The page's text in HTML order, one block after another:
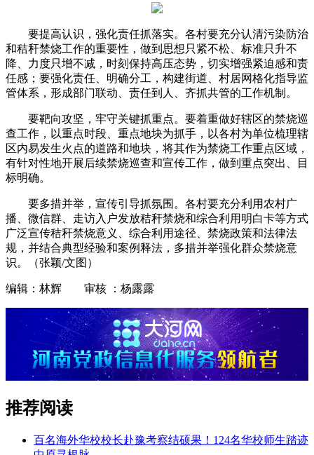
要提高认识，强化责任抓落实。各村要充分认清污染防治
和秸秆禁烧工作的重要性，做到思想只紧不松、标准只升不
降、力度只增不减，时刻保持高压态势，切实增强紧迫感和责
任感；要强化责任、明确分工，构建街道、村居网格化指导监
管体系，形成部门联动、责任到人、齐抓共管的工作机制。
要靶向攻坚，牢守关键抓重点。要着重做好辖区的禁烧巡
查工作，以重点时段、重点地块为抓手，以各村为单位梳理辖
区内易发生火点的道路和地块，将其作为禁烧工作重点区域，
有针对性地开展后续禁烧巡查和宣传工作，做到重点突出、目
标明确。
要多措并举，宣传引导抓氛围。各村要充分利用农村广
播、微信群、走访入户发放秸秆禁烧和综合利用明白卡等方式
广泛宣传秸秆禁烧意义、综合利用途径、禁烧政策和法律法
规，并结合典型经验和案例释法，多措并举强化群众禁烧意
识。（张颖/文图）
编辑：林辉 审核 ：杨露露
推荐阅读
百名海外华校校长赴豫考察结硕果！124名华校师生踏迹